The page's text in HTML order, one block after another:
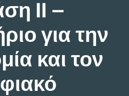
ΙΙ –
για την
και τον